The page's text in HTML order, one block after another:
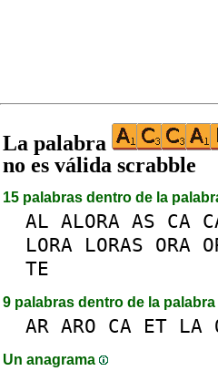
La palabra
no es válida scrabble
15 palabras dentro de la
AL ALORA AS CA
LORA LORAS ORA
TE
9 palabras dentro de la palabra
AR ARO CA ET LA
Un anagrama